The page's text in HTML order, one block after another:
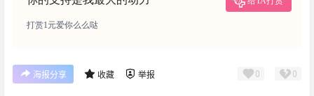
打赏1元爱你么么哒
海报分享 收藏 举报 0 0